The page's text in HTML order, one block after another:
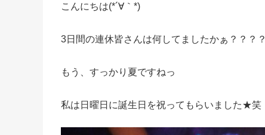
こんにちは(*´∀｀*)
3日間の連休皆さんは何してましたかぁ？？？？
もう、すっかり夏ですねっ
私は日曜日に誕生日を祝ってもらいました★笑